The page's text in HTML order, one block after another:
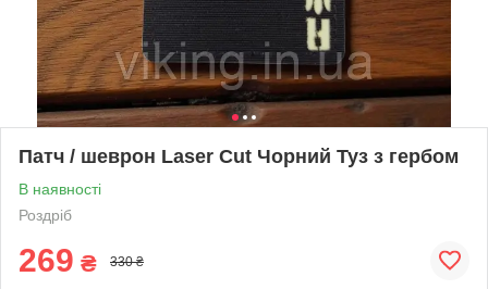
Патч / шеврон Laser Cut Чорний Туз з гербом
В наявності
Роздріб
269 ₴ 330 ₴